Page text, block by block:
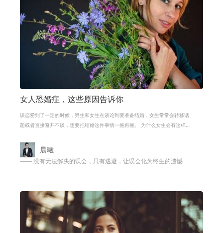
女人恐婚症，这些原因告诉你
谈恋爱到了一定的时候，男生和女生在谈论到要准备结婚，女生常常会转移话
题或者直接避开不谈，想要把结婚这件事情一拖再拖。 为什么女生会有这样的
晨曦
—— 没有无法解决的误会，只有逃避，让误会化为终生的遗憾